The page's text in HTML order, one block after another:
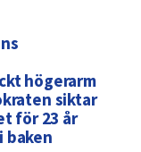
högerarm
siktar
för 23 år
baken